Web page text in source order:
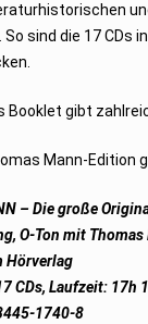
sind die 17 CDs
Booklet gibt
Mann-Edition
– Die große
O-Ton mit Thomas
Hörverlag
CDs, Laufzeit: 17h
1740-8